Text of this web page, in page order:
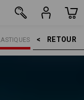
RETOUR    >